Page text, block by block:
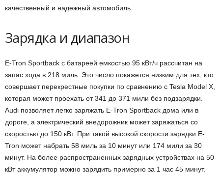
качественный и надежный автомобиль.
Зарядка и диапазон
E-Tron Sportback с батареей емкостью 95 кВт/ч рассчитан на
запас хода в 218 миль. Это число покажется низким для тех, кто
совершает перекрестные покупки по сравнению с Tesla Model X,
которая может проехать от 341 до 371 мили без подзарядки.
Audi позволяет легко заряжать E-Tron Sportback дома или в
дороге, а электрический внедорожник может заряжаться со
скоростью до 150 кВт. При такой высокой скорости зарядки E-
Tron может набрать 58 миль за 10 минут или 174 мили за 30
минут. На более распространенных зарядных устройствах на 50
кВт аккумулятор можно зарядить примерно за 1 час 45 минут.